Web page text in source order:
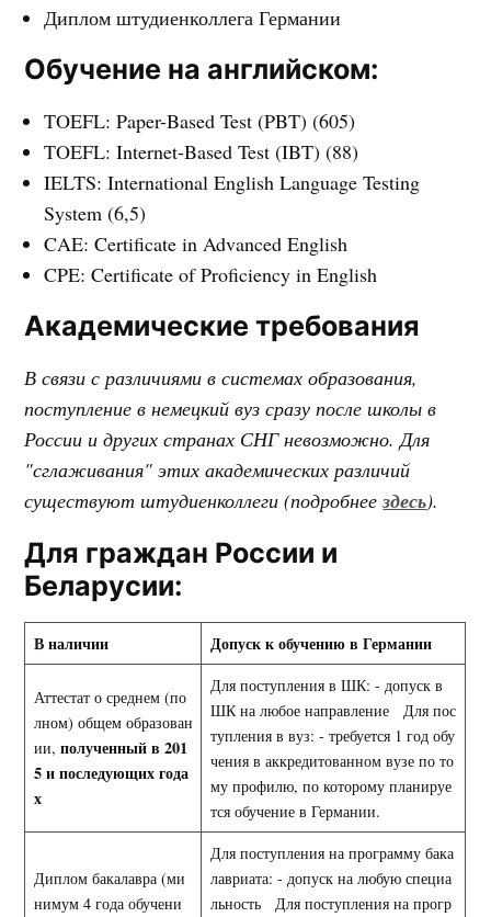
Диплом штудиенколлега Германии
Обучение на английском:
TOEFL: Paper-Based Test (PBT) (605)
TOEFL: Internet-Based Test (IBT) (88)
IELTS: International English Language Testing
System (6,5)
CAE: Certificate in Advanced English
CPE: Certificate of Proficiency in English
Академические требования
В связи с различиями в системах образования,
поступление в немецкий вуз сразу после школы в
России и других странах СНГ невозможно. Для
"сглаживания" этих академических различий
существуют штудиенколлеги (подробнеездесь).
Для граждан России и
Беларусии:
В наличии Допуск к обучению в Германии
Аттестат о среднем (по
лном) общем образован
ии, полученный в 201
5 и последующих года
х
Для поступления в ШК: - допуск в
ШК на любое направление Для пос
тупления в вуз: - требуется 1 год обу
чения в аккредитованном вузе по то
му профилю, по которому планируе
тся обучение в Германии.
Диплом бакалавра (ми
нимум 4 года обучени
Для поступления на программу бака
лавриата: - допуск на любую специа
льность Для поступления на прогр